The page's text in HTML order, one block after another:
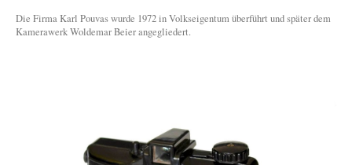
Die Firma Karl Pouvas wurde 1972 in Volkseigentum überführt und später dem
Kamerawerk Woldemar Beier angegliedert.